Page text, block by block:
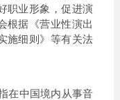
职业形象，促进演
根据《营业性演出
施细则》等有关法
中国境内从事音